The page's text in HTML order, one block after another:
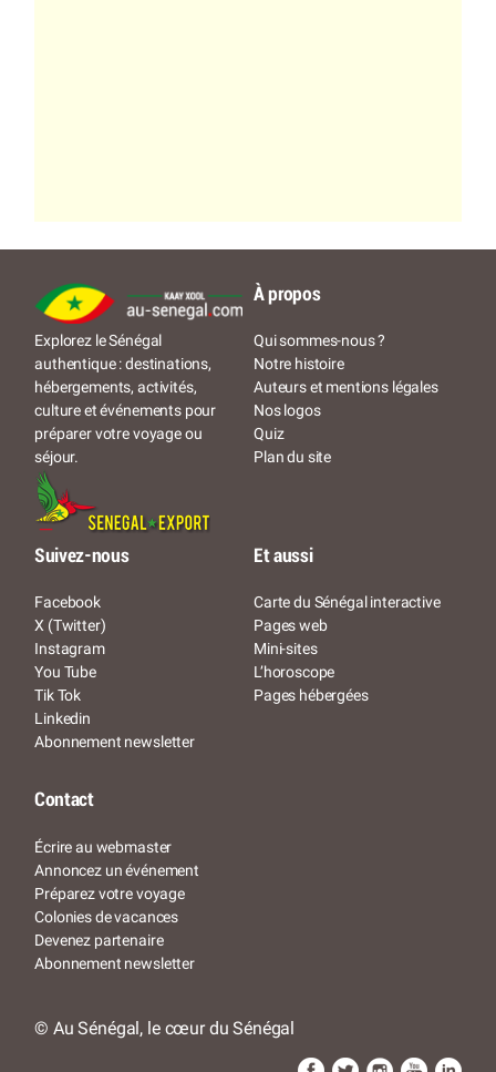
Explorez le Sénégal
authentique : destinations,
hébergements, activités,
culture et événements pour
préparer votre voyage ou
séjour.
À propos
Qui sommes-nous ?
Notre histoire
Auteurs et mentions légales
Nos logos
Quiz
Plan du site
Suivez-nous
Facebook
X (Twitter)
Instagram
You Tube
Tik Tok
Linkedin
Abonnement newsletter
Et aussi
Carte du Sénégal interactive
Pages web
Mini-sites
L’horoscope
Pages hébergées
Contact
Écrire au webmaster
Annoncez un événement
Préparez votre voyage
Colonies de vacances
Devenez partenaire
Abonnement newsletter
© Au Sénégal, le cœur du Sénégal